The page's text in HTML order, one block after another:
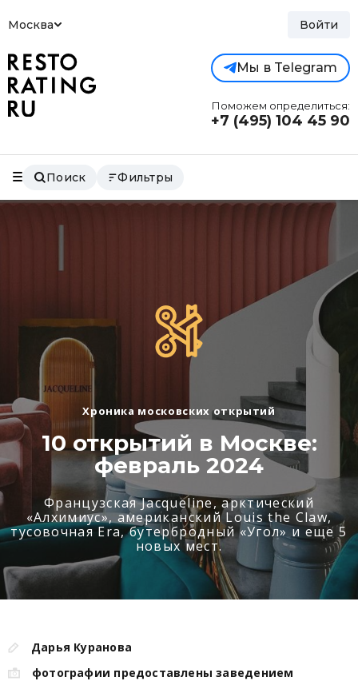
Москва Войти
Мы в Telegram
Поможем определиться:
+7 (495) 104 45 90
Поиск Фильтры
Хроника московских открытий
10 открытий в Москве:
февраль 2024
Французская Jacqueline, арктический
«Алхимиус», американский Louis the Claw,
тусовочная Era, бутербродный «Угол» и еще 5
новых мест.
Дарья Куранова
фотографии предоставлены заведением